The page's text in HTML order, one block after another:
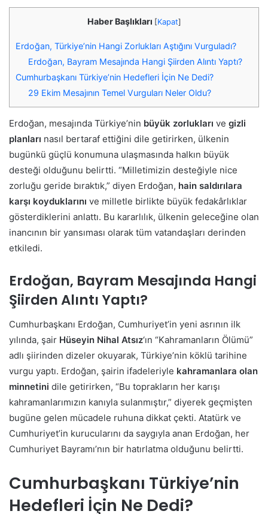
Haber Başlıkları [Kapat]
Erdoğan, Türkiye’nin Hangi Zorlukları Aştığını Vurguladı?
Erdoğan, Bayram Mesajında Hangi Şiirden Alıntı Yaptı?
Cumhurbaşkanı Türkiye’nin Hedefleri İçin Ne Dedi?
29 Ekim Mesajının Temel Vurguları Neler Oldu?
Erdoğan, mesajında Türkiye’nin büyük zorlukları ve gizli
planları nasıl bertaraf ettiğini dile getirirken, ülkenin
bugünkü güçlü konumuna ulaşmasında halkın büyük
desteği olduğunu belirtti. “Milletimizin desteğiyle nice
zorluğu geride bıraktık,” diyen Erdoğan, hain saldırılara
karşı koyduklarını ve milletle birlikte büyük fedakârlıklar
gösterdiklerini anlattı. Bu kararlılık, ülkenin geleceğine olan
inancının bir yansıması olarak tüm vatandaşları derinden
etkiledi.
Erdoğan, Bayram Mesajında Hangi
Şiirden Alıntı Yaptı?
Cumhurbaşkanı Erdoğan, Cumhuriyet’in yeni asrının ilk
yılında, şair Hüseyin Nihal Atsız‘ın “Kahramanların Ölümü”
adlı şiirinden dizeler okuyarak, Türkiye’nin köklü tarihine
vurgu yaptı. Erdoğan, şairin ifadeleriyle kahramanlara olan
minnetini dile getirirken, “Bu toprakların her karışı
kahramanlarımızın kanıyla sulanmıştır,” diyerek geçmişten
bugüne gelen mücadele ruhuna dikkat çekti. Atatürk ve
Cumhuriyet’in kurucularını da saygıyla anan Erdoğan, her
Cumhuriyet Bayramı’nın bir hatırlatma olduğunu belirtti.
Cumhurbaşkanı Türkiye’nin
Hedefleri İçin Ne Dedi?